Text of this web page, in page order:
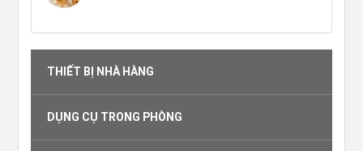
THIẾT BỊ NHÀ HÀNG
DỤNG CỤ TRONG PHÒNG